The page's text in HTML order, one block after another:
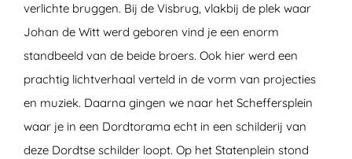
verlichte bruggen. Bij de Visbrug, vlakbij de plek waar
Johan de Witt werd geboren vind je een enorm
standbeeld van de beide broers. Ook hier werd een
prachtig lichtverhaal verteld in de vorm van projecties
en muziek. Daarna gingen we naar het Scheffersplein
waar je in een Dordtorama echt in een schilderij van
deze Dordtse schilder loopt. Op het Statenplein stond